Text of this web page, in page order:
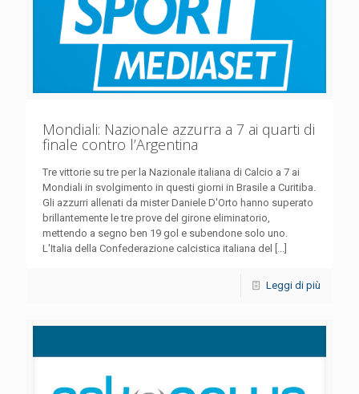
Mondiali: Nazionale azzurra a 7 ai quarti di
finale contro l’Argentina
Tre vittorie su tre per la Nazionale italiana di Calcio a 7 ai
Mondiali in svolgimento in questi giorni in Brasile a Curitiba.
Gli azzurri allenati da mister Daniele D'Orto hanno superato
brillantemente le tre prove del girone eliminatorio,
mettendo a segno ben 19 gol e subendone solo uno.
L'Italia della Confederazione calcistica italiana del [...]
Leggi di più